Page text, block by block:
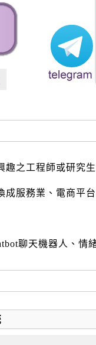
之工程師或研究生
服務業、電商平
聊天機器人、情